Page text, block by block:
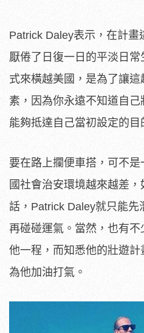
Patrick Daley表示，在計畫
厭倦了日復一日的平淡日
式來橫越美國，是為了讓
素，因為你永遠不知道自
能夠抵達自己當初設定的目
要在路上攔便車搭，可不
國社會治安環境越來越差
話，Patrick Daley就只能先
再碰碰運氣。當然，也有
他一程，而知悉他的壯遊
為他加油打氣。